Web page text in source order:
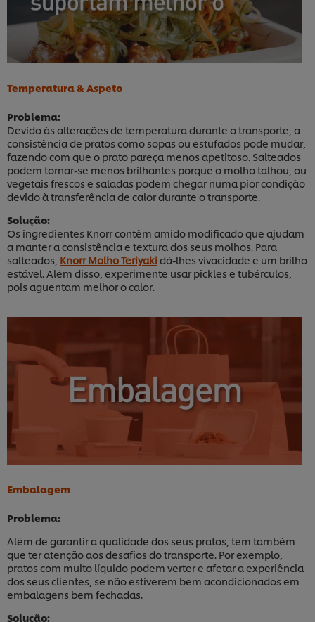
Temperatura & Aspeto
Problema:
Devido às alterações de temperatura durante o transporte, a
consistência de pratos como sopas ou estufados pode mudar,
fazendo com que o prato pareça menos apetitoso. Salteados
podem tornar-se menos brilhantes porque o molho talhou, ou
vegetais frescos e saladas podem chegar numa pior condição
devido à transferência de calor durante o transporte.
Solução:
Os ingredientes Knorr contêm amido modificado que ajudam
a manter a consistência e textura dos seus molhos. Para
salteados, Knorr Molho Teriyakidá-lhes vivacidade e um brilho
estável. Além disso, experimente usar pickles e tubérculos,
pois aguentam melhor o calor.
Embalagem
Problema:
Além de garantir a qualidade dos seus pratos, tem também
que ter atenção aos desafios do transporte. Por exemplo,
pratos com muito líquido podem verter e afetar a experiência
dos seus clientes, se não estiverem bem acondicionados em
embalagens bem fechadas.
Solução: